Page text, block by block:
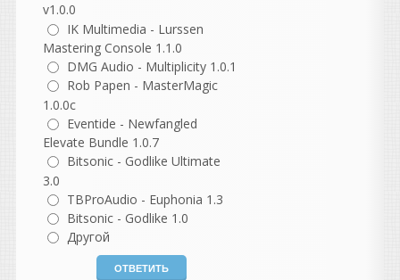
guter
написал 06.08.2026 в22:37
не согласна с этим
комментарием, но
понимаю, откуда он взялся.
В нем есть доля
ностальгии, но как
описание реальности он
сильно идеализирован.
Разберем по частям.
«Как же было спокойно до
появления компа...»
На самом деле не совсем.
Да, компьютеров не было,
v1.0.0
IK Multimedia - Lurssen
Mastering Console 1.1.0
DMG Audio - Multiplicity 1.0.1
Rob Papen - MasterMagic
1.0.0c
Eventide - Newfangled
Elevate Bundle 1.0.7
Bitsonic - Godlike Ultimate
3.0
TBProAudio - Euphonia 1.3
Bitsonic - Godlike 1.0
Другой